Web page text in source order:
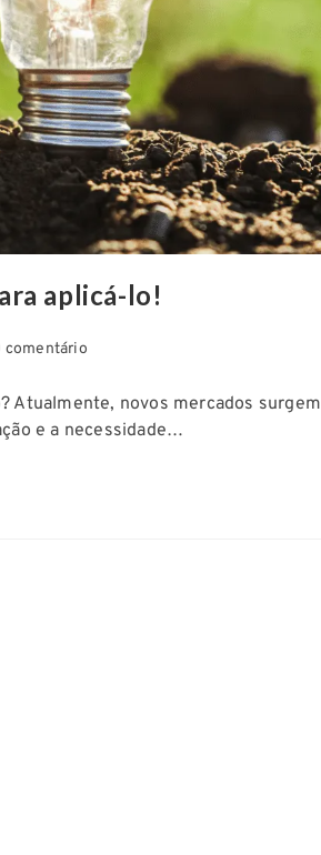
aplicá-lo!
comentário
Atualmente, novos mercados surgem
e a necessidade…